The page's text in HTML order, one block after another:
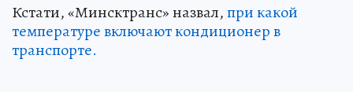
Кстати, «Минсктранс» назвал,при какой
температуре включают кондиционер в
транспорте.